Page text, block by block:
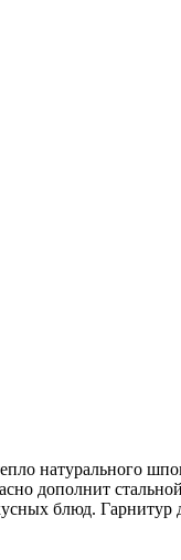
натурального
дополнит
блюд.